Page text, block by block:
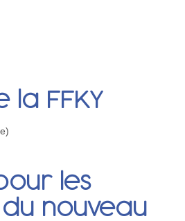
la FFKY
les
nouveau